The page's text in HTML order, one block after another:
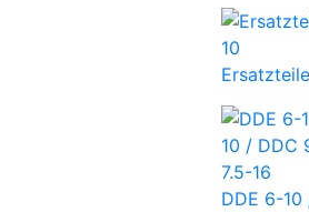
DDE 6-